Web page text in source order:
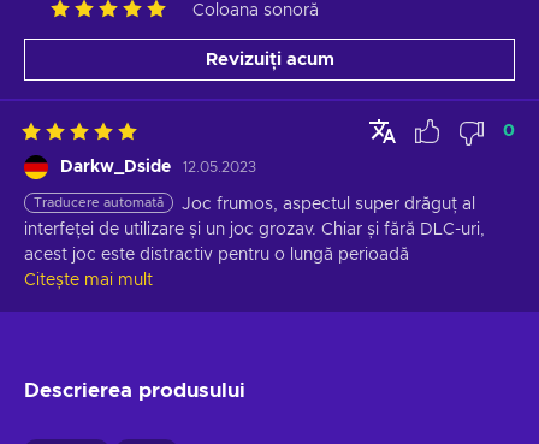
Coloana sonoră
Revizuiți acum
Darkw_Dside 12.05.2023
0
Traducere automată
Joc frumos, aspectul super drăguț al
interfeței de utilizare și un joc grozav. Chiar și fără DLC-uri,
acest joc este distractiv pentru o lungă perioadă
Citește mai mult
Descrierea produsului